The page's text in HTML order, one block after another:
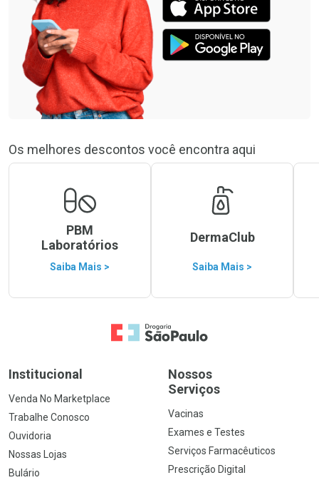
Os melhores descontos você encontra aqui
PBM
Laboratórios
Saiba Mais >
DermaClub
Saiba Mais >
Ir para a Home
Institucional
Venda No Marketplace
Trabalhe Conosco
Ouvidoria
Nossas Lojas
Bulário
Nossos
Serviços
Vacinas
Exames e Testes
Serviços Farmacêuticos
Prescrição Digital